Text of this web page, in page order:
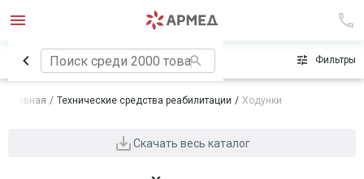
Сначала популярные Фильтры
Главная Технические средства реабилитации Ходунки
Скачать весь каталог